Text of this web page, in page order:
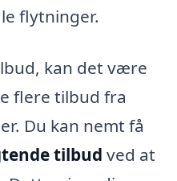
flytninger.
kan det være
flere tilbud fra
Du kan nemt få
tilbud ved at